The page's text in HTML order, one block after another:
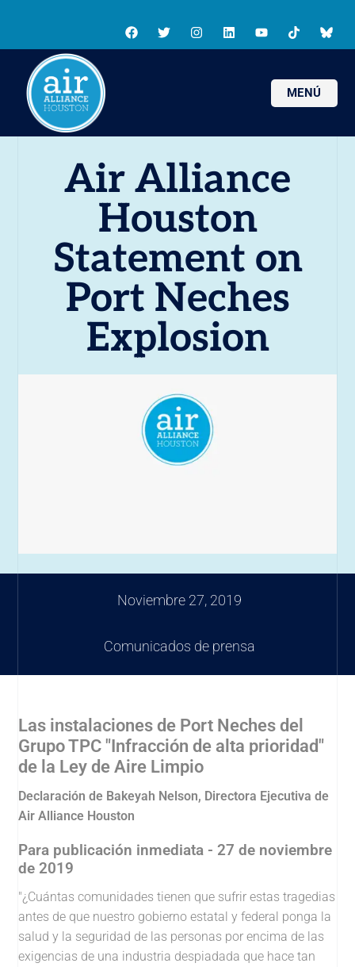
MENÚ
Air Alliance
Houston
Statement on
Port Neches
Explosion
Noviembre 27, 2019
Comunicados de prensa
Las instalaciones de Port Neches del
Grupo TPC "Infracción de alta prioridad"
de la Ley de Aire Limpio
Declaración de Bakeyah Nelson, Directora Ejecutiva de
Air Alliance Houston
Para publicación inmediata - 27 de noviembre
de 2019
"¿Cuántas comunidades tienen que sufrir estas tragedias
antes de que nuestro gobierno estatal y federal ponga la
salud y la seguridad de las personas por encima de las
exigencias de una industria despiadada que hace tan